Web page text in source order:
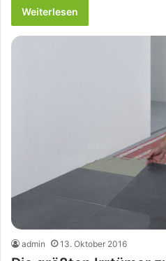
Weiterlesen
admin 13. Oktober 2016